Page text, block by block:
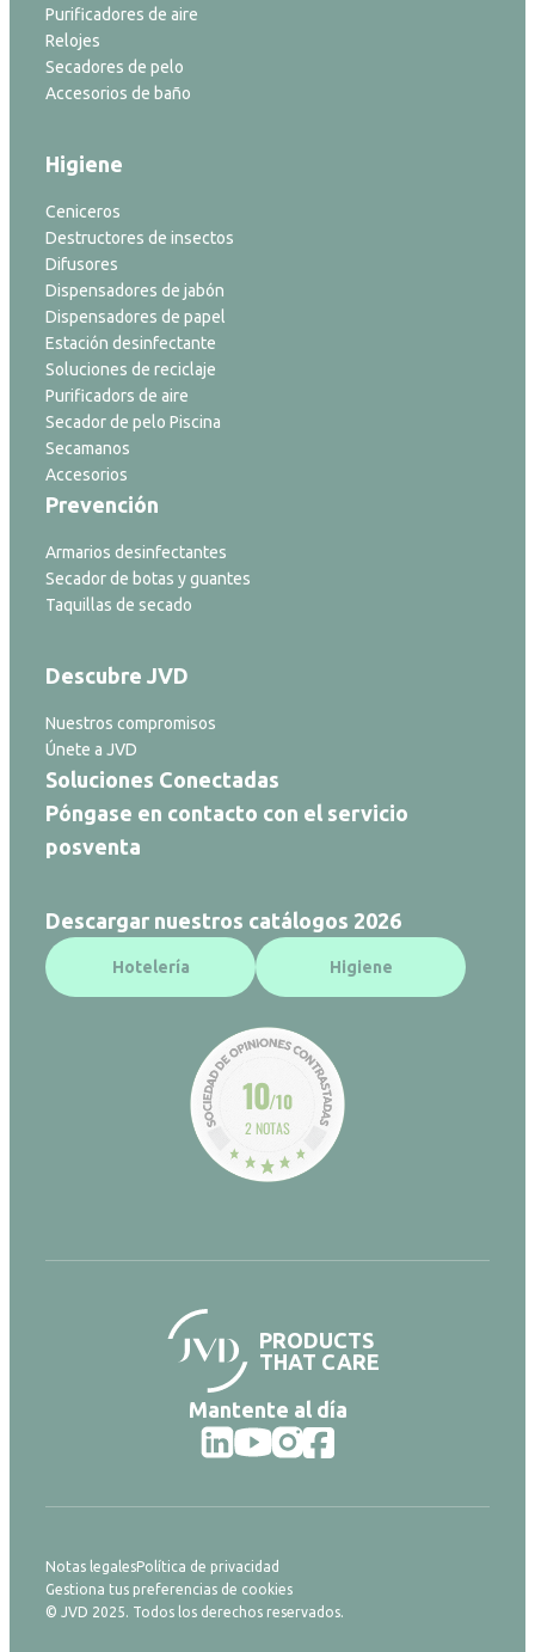
Purificadores de aire
Relojes
Secadores de pelo
Accesorios de baño
Higiene
Ceniceros
Destructores de insectos
Difusores
Dispensadores de jabón
Dispensadores de papel
Estación desinfectante
Soluciones de reciclaje
Purificadors de aire
Secador de pelo Piscina
Secamanos
Accesorios
Prevención
Armarios desinfectantes
Secador de botas y guantes
Taquillas de secado
Descubre JVD
Nuestros compromisos
Únete a JVD
Soluciones Conectadas
Póngase en contacto con el servicio
posventa
Descargar nuestros catálogos 2026
Hotelería Higiene
10/10
2 NOTAS
PRODUCTS
THAT CARE
Mantente al día
Notas legalesPolítica de privacidad
Gestiona tus preferencias de cookies
© JVD 2025. Todos los derechos reservados.